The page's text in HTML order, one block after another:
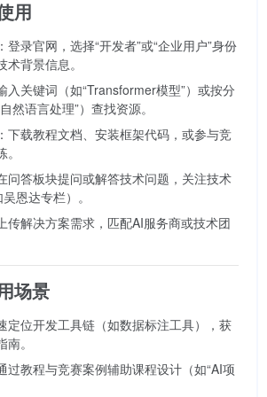
用
：登录官网，选择“开发者”或“企业用户”身份
背景信息。
入关键词（如“Transformer模型”）或按分
然语言处理”）查找资源。
：下载教程文档、安装框架代码，或参与竞
问答板块提问或解答技术问题，关注技术
恩达专栏）。
传解决方案需求，匹配AI服务商或技术团
场景
定位开发工具链（如数据标注工具），获
。
过教程与竞赛案例辅助课程设计（如“AI项